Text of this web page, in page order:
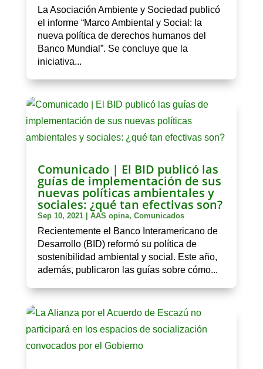
La Asociación Ambiente y Sociedad publicó
el informe “Marco Ambiental y Social: la
nueva política de derechos humanos del
Banco Mundial”. Se concluye que la
iniciativa...
Comunicado | El BID publicó las
guías de implementación de sus
nuevas políticas ambientales y
sociales: ¿qué tan efectivas son?
Sep 10, 2021| AAS opina, Comunicados
Recientemente el Banco Interamericano de
Desarrollo (BID) reformó su política de
sostenibilidad ambiental y social. Este año,
además, publicaron las guías sobre cómo...